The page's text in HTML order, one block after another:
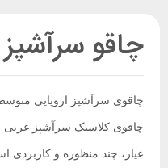
چاقو
چاقوی سرآشپز اروپایی
چاقوی کلاسیک سرآشپز غربی
عیار، چند منظوره و